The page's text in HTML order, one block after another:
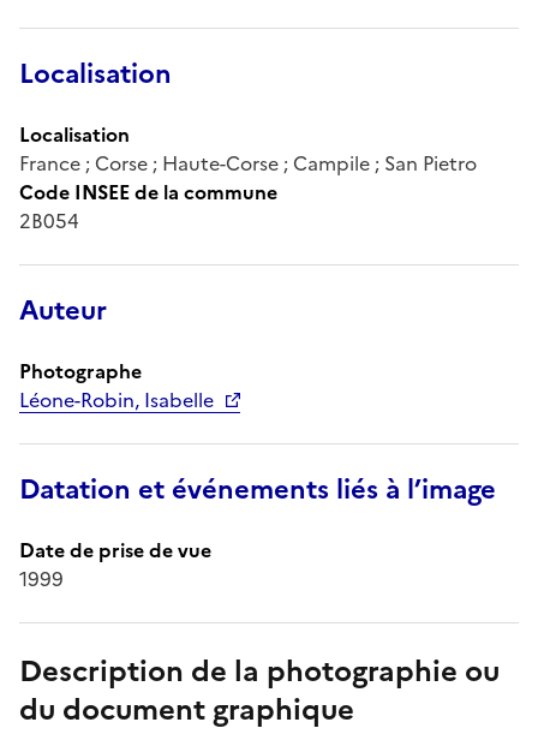
Localisation
Localisation
France ; Corse ; Haute-Corse ; Campile ; San Pietro
Code INSEE de la commune
2B054
Auteur
Photographe
Léone-Robin, Isabelle
Datation et événements liés à l’image
Date de prise de vue
1999
Description de la photographie ou
du document graphique